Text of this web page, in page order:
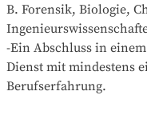
B. Forensik, Biologie,
-Ein Abschluss in
Dienst mit mindestens
Berufserfahrung.